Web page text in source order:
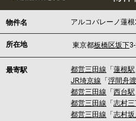
物件名 アルコバレーノ蓮
所在地 東京都板橋区坂下
最寄駅 都営三田線 「蓮根駅
JR埼京線 「浮間舟
都営三田線 「西台駅
都営三田線 「志村
都営三田線 「志村坂